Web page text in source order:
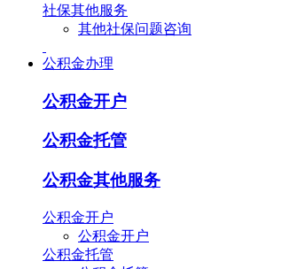
社保其他服务
其他社保问题咨询
公积金办理
公积金开户
公积金托管
公积金其他服务
公积金开户
公积金开户
公积金托管